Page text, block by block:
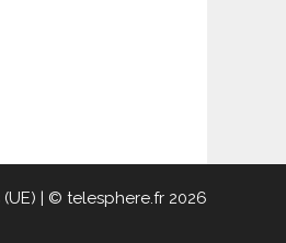
| © telesphere.fr 2026